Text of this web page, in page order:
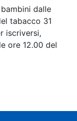
dalle
tabacco 31
iscriversi,
ore 12.00 del